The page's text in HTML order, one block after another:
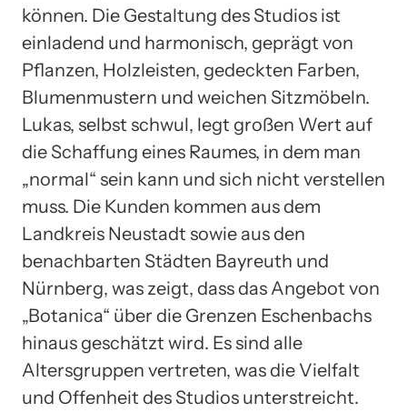
können. Die Gestaltung des Studios ist
einladend und harmonisch, geprägt von
Pflanzen, Holzleisten, gedeckten Farben,
Blumenmustern und weichen Sitzmöbeln.
Lukas, selbst schwul, legt großen Wert auf
die Schaffung eines Raumes, in dem man
„normal“ sein kann und sich nicht verstellen
muss. Die Kunden kommen aus dem
Landkreis Neustadt sowie aus den
benachbarten Städten Bayreuth und
Nürnberg, was zeigt, dass das Angebot von
„Botanica“ über die Grenzen Eschenbachs
hinaus geschätzt wird. Es sind alle
Altersgruppen vertreten, was die Vielfalt
und Offenheit des Studios unterstreicht.